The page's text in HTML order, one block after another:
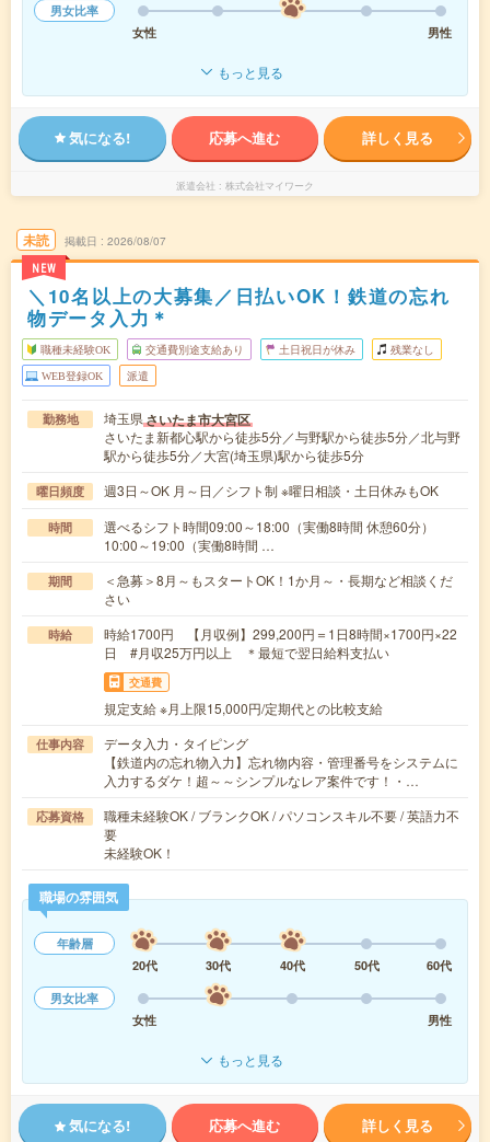
男女比率
女性
男性
もっと見る
気になる! 応募へ進む 詳しく見る
派遣会社 株式会社マイワーク
未読
NEW
掲載日 2026/08/07
＼10名以上の大募集／日払いOK！鉄道の忘れ
物データ入力＊
職種未経験OK 交通費別途支給あり 土日祝日が休み 残業なし
WEB登録OK 派遣
勤務地 埼玉県さいたま市大宮区
さいたま新都心駅から徒歩5分／与野駅から徒歩5分／北与野
駅から徒歩5分／大宮(埼玉県)駅から徒歩5分
曜日頻度 週3日～OK 月～日／シフト制 ※曜日相談・土日休みもOK
時間
選べるシフト時間09:00～18:00（実働8時間 休憩60分）
10:00～19:00（実働8時間 …
期間
＜急募＞8月～もスタートOK！1か月～・長期など相談くだ
さい
時給
時給1700円 【月収例】299,200円＝1日8時間×1700円×22
日 #月収25万円以上 ＊最短で翌日給料支払い
交通費
規定支給 ※月上限15,000円/定期代との比較支給
仕事内容
データ入力・タイピング
【鉄道内の忘れ物入力】忘れ物内容・管理番号をシステムに
入力するダケ！超～～シンプルなレア案件です！・…
応募資格
職種未経験OK / ブランクOK / パソコンスキル不要 / 英語力不
要
未経験OK！
職場の雰囲気
年齢層
20代
30代 40代 50代
60代
男女比率
女性
男性
もっと見る
気になる! 応募へ進む 詳しく見る